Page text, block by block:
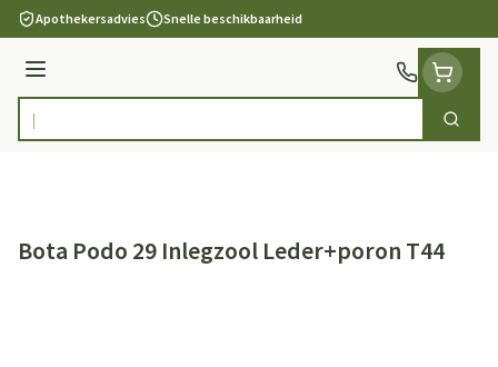
Ga naar de inhoud
Apothekersadvies Snelle beschikbaarheid
Menu
Product, merk, categorie... Zoek
Bota Podo 29 Inlegzool Leder+poron T44